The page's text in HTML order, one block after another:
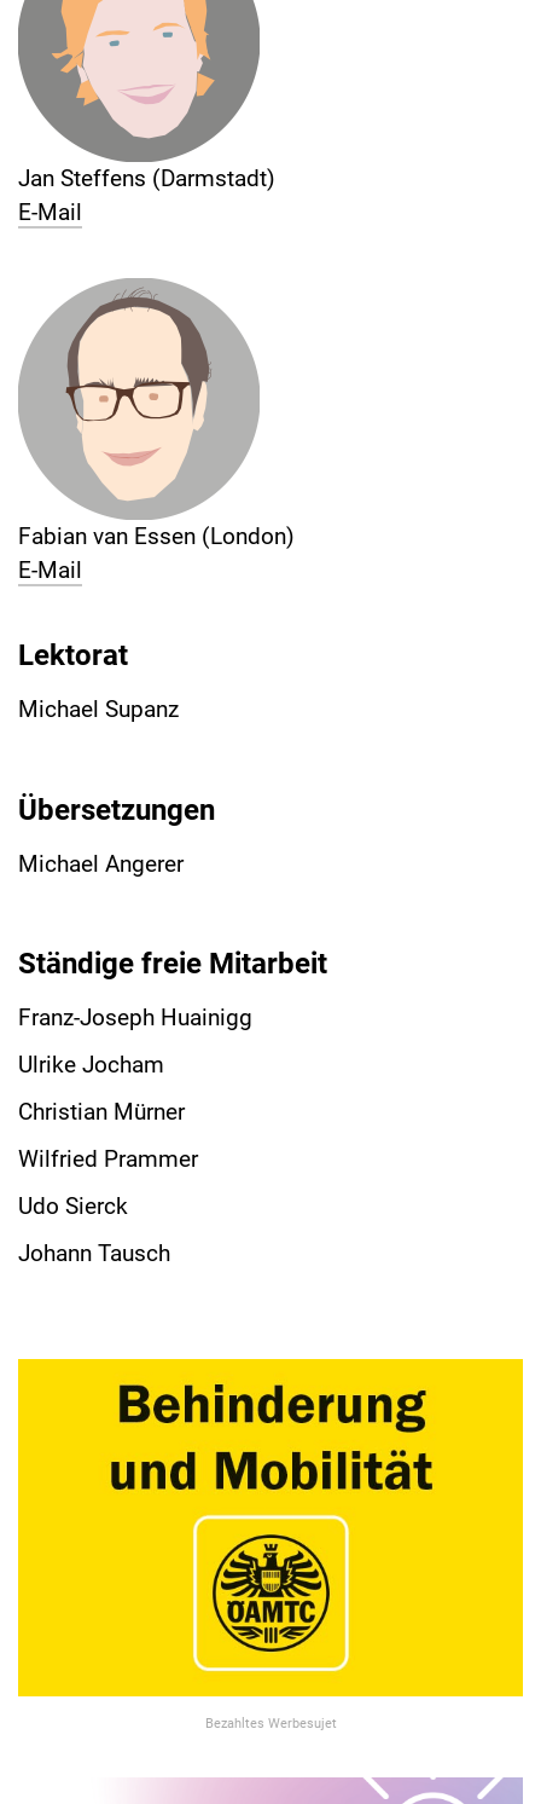
Jan Steffens (Darmstadt)
E-Mail
Fabian van Essen (London)
E-Mail
Lektorat
Michael Supanz
Übersetzungen
Michael Angerer
Ständige freie Mitarbeit
Franz-­Joseph Huainigg
Ulrike Jocham
Christian Mürner
Wilfried Prammer
Udo Sierck
Johann Tausch
Bezahltes Werbesujet